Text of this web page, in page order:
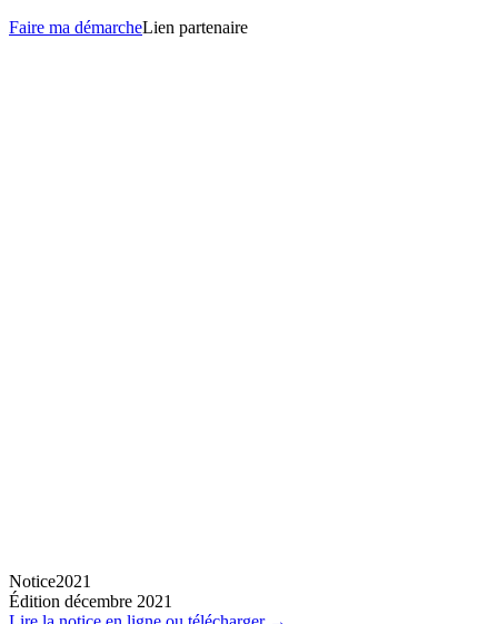
Faire ma démarcheLien partenaire
Notice2021
Édition décembre 2021